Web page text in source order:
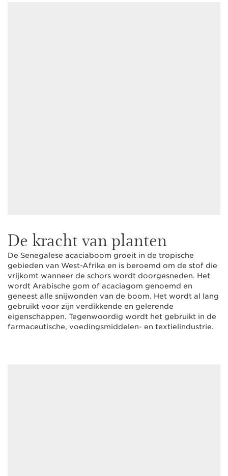
De kracht van planten
De Senegalese acaciaboom groeit in de tropische
gebieden van West-Afrika en is beroemd om de stof die
vrijkomt wanneer de schors wordt doorgesneden. Het
wordt Arabische gom of acaciagom genoemd en
geneest alle snijwonden van de boom. Het wordt al lang
gebruikt voor zijn verdikkende en gelerende
eigenschappen. Tegenwoordig wordt het gebruikt in de
farmaceutische, voedingsmiddelen- en textielindustrie.